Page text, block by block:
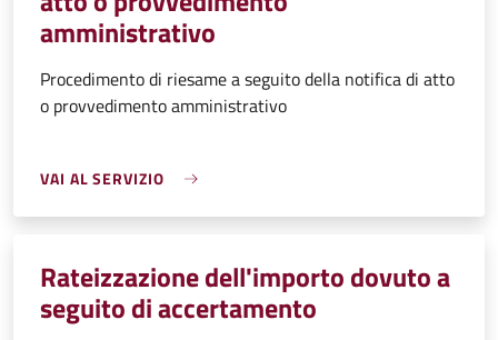
amministrativo
Procedimento di riesame a seguito della notifica di atto
o provvedimento amministrativo
VAI AL SERVIZIO
Rateizzazione dell'importo dovuto a
seguito di accertamento